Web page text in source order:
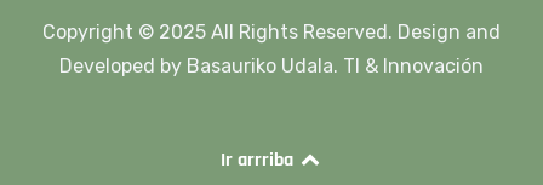
Copyright © 2025 All Rights Reserved. Design and
Developed by Basauriko Udala. TI & Innovación
Ir arrriba